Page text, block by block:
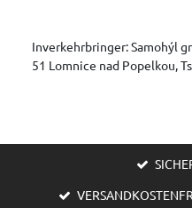
Inverkehrbringer: Samohýl
51 Lomnice nad Popelkou,